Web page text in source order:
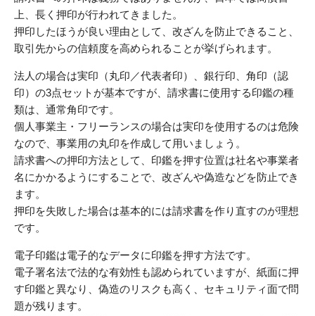
上、長く押印が行われてきました。
押印したほうが良い理由として、改ざんを防止できること、
取引先からの信頼度を高められることが挙げられます。
法人の場合は実印（丸印／代表者印）、銀行印、角印（認
印）の3点セットが基本ですが、請求書に使用する印鑑の種
類は、通常角印です。
個人事業主・フリーランスの場合は実印を使用するのは危険
なので、事業用の丸印を作成して用いましょう。
請求書への押印方法として、印鑑を押す位置は社名や事業者
名にかかるようにすることで、改ざんや偽造などを防止でき
ます。
押印を失敗した場合は基本的には請求書を作り直すのが理想
です。
電子印鑑は電子的なデータに印鑑を押す方法です。
電子署名法で法的な有効性も認められていますが、紙面に押
す印鑑と異なり、偽造のリスクも高く、セキュリティ面で問
題が残ります。